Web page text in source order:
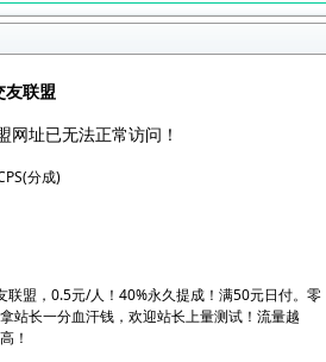
友联盟
网址已无法正常访问！
分成)
联盟，0.5元/人！40%永久提成！满50元日付。零
站长一分血汗钱，欢迎站长上量测试！流量越
！